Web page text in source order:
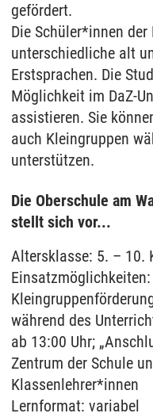
gefördert.
Die Schüler*innen der
unterschiedliche alt
Erstsprachen. Die
Möglichkeit im DaZ-
assistieren. Sie
auch Kleingruppen
unterstützen.
Die Oberschule am
stellt sich vor...
Altersklasse: 5. – 10.
während des
ab 13:00 Uhr;
Zentrum der Schule
Klassenlehrer*innen
Lernformat: variabel